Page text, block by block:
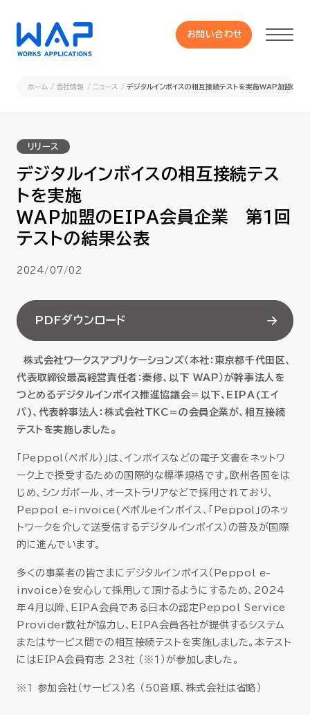
お問い合わせ
HUE 機能一覧
サービス
OXYGラインナップ
セミナー
お役立ち情報
資料ダウンロード
EN
ホーム 会社情報 ニュース デジタルインボイスの相互接続テストを実施WAP加盟の
リリース
デジタルインボイスの相互接続テス
トを実施
WAP加盟のEIPA会員企業 第1回
テストの結果公表
2024/07/02
PDFダウンロード
株式会社ワークスアプリケーションズ（本社：東京都千代田区、
代表取締役最高経営責任者：秦修、以下 WAP）が幹事法人を
つとめるデジタルインボイス推進協議会＝以下、EIPA(エイ
パ)、代表幹事法人：株式会社TKC＝の会員企業が、相互接続
テストを実施しました。
「Peppol（ペポル）」は、インボイスなどの電子文書をネットワ
ーク上で授受するための国際的な標準規格です。欧州各国をは
じめ、シンガポール、オーストラリアなどで採用されており、
Peppol e-invoice(ペポルｅインボイス、「Peppol」のネッ
トワークを介して送受信するデジタルインボイス）の普及が国際
的に進んでいます。
多くの事業者の皆さまにデジタルインボイス（Peppol e-
invoice）を安心して採用して頂けるようにするため、2024
年4月以降、EIPA会員である日本の認定Peppol Service
Provider数社が協力し、EIPA会員各社が提供するシステム
またはサービス間での相互接続テストを実施しました。本テスト
にはEIPA会員有志 23社 （※１）が参加しました。
※１ 参加会社（サービス）名 （50音順、株式会社は省略）
お問い合わせ